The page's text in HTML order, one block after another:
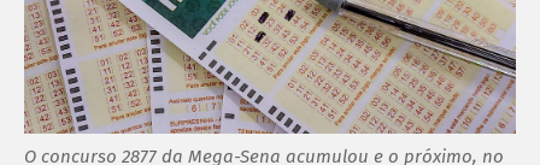
O concurso 2877 da Mega-Sena acumulou e o próximo, no